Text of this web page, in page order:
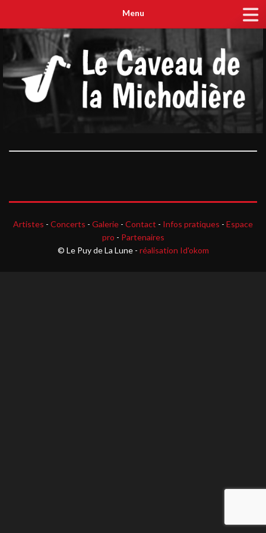
Menu
Artistes - Concerts - Galerie - Contact - Infos pratiques - Espace
pro - Partenaires
© Le Puy de La Lune - réalisation Id'okom